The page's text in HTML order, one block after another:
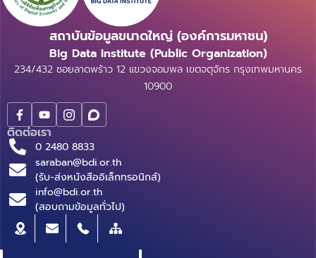
สถาบันข้อมูลขนาดใหญ่ (องค์การมหาชน)
Big Data Institute (Public Organization)
234/432 ซอยลาดพร้าว 12 แขวงจอมพล เขตจตุจักร กรุงเทพมหานคร
10900
ติดต่อเรา
0 2480 8833
saraban@bdi.or.th
(รับ-ส่งหนังสืออิเล็กทรอนิกส์)
info@bdi.or.th
(สอบถามข้อมูลทั่วไป)